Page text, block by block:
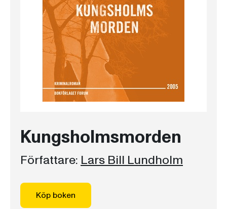
Kungsholmsmorden
Författare: Lars Bill Lundholm
Köp boken